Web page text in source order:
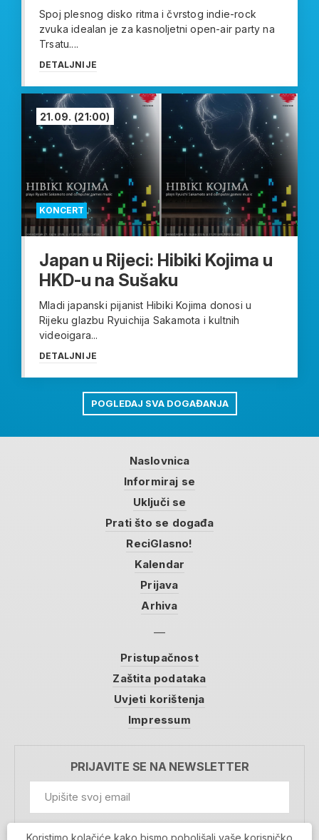
Spoj plesnog disko ritma i čvrstog indie-rock
zvuka idealan je za kasnoljetni open-air party na
Trsatu....
DETALJNIJE
KONCERT
21.09. (21:00)
Japan u Rijeci: Hibiki Kojima u
HKD-u na Sušaku
Mladi japanski pijanist Hibiki Kojima donosi u
Rijeku glazbu Ryuichija Sakamota i kultnih
videoigara...
DETALJNIJE
POGLEDAJ SVA DOGAĐANJA
Naslovnica
Informiraj se
Uključi se
Prati što se događa
ReciGlasno!
Kalendar
Prijava
Arhiva
Pristupačnost
Zaštita podataka
Uvjeti korištenja
Impressum
PRIJAVITE SE NA NEWSLETTER
Koristimo kolačiće kako bismo poboljšali vaše korisničko